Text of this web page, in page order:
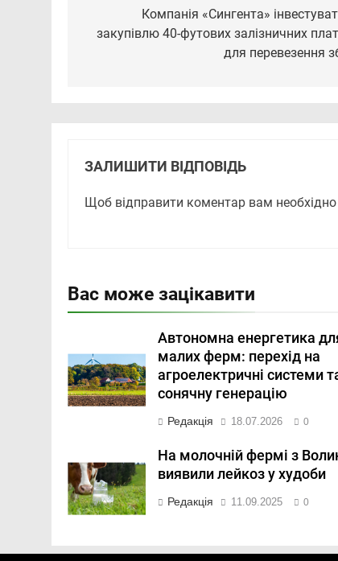
записівКомпанія «Сингента»
закупівлю 40-футових залізничних
для перевезення
ЗАЛИШИТИ ВІДПОВІДЬ
Щоб відправити коментар вам необхідно
Вас може зацікавити
Автономна енергетика
малих ферм: перехід на
агроелектричні системи
сонячну генерацію
Редакція 18.07.2026 0
На молочній фермі з
виявили лейкоз у худоби
Редакція 11.09.2025 0